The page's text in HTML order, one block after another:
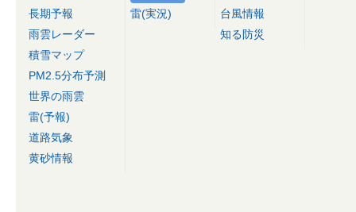
長期予報
雨雲レーダー
積雪マップ
PM2.5分布予測
世界の雨雲
雷(予報)
道路気象
黄砂情報
雷(実況)
台風情報
知る防災